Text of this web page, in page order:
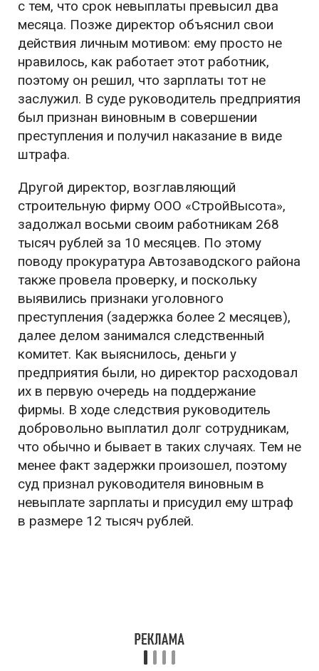
с тем, что срок невыплаты превысил два
месяца. Позже директор объяснил свои
действия личным мотивом: ему просто не
нравилось, как работает этот работник,
поэтому он решил, что зарплаты тот не
заслужил. В суде руководитель предприятия
был признан виновным в совершении
преступления и получил наказание в виде
штрафа.
Другой директор, возглавляющий
строительную фирму ООО «СтройВысота»,
задолжал восьми своим работникам 268
тысяч рублей за 10 месяцев. По этому
поводу прокуратура Автозаводского района
также провела проверку, и поскольку
выявились признаки уголовного
преступления (задержка более 2 месяцев),
далее делом занимался следственный
комитет. Как выяснилось, деньги у
предприятия были, но директор расходовал
их в первую очередь на поддержание
фирмы. В ходе следствия руководитель
добровольно выплатил долг сотрудникам,
что обычно и бывает в таких случаях. Тем не
менее факт задержки произошел, поэтому
суд признал руководителя виновным в
невыплате зарплаты и присудил ему штраф
в размере 12 тысяч рублей.